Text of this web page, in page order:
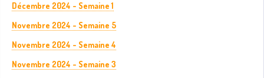
Décembre 2024 - Semaine 1
Novembre 2024 - Semaine 5
Novembre 2024 - Semaine 4
Novembre 2024 - Semaine 3